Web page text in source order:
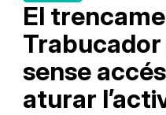
El
sense
aturar